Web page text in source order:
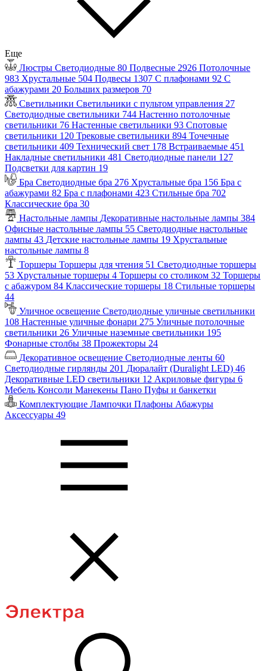
Еще
Люстры Светодиодные 80 Подвесные 2926 Потолочные
983 Хрустальные 504 Подвесы 1307 С плафонами 92 С
абажурами 20 Больших размеров 70
Светильники Светильники с пультом управления 27
Светодиодные светильники 744 Настенно потолочные
светильники 76 Настенные светильники 93 Спотовые
светильники 120 Трековые светильники 894 Точечные
светильники 409 Технический свет 178 Встраиваемые 451
Накладные светильники 481 Светодиодные панели 127
Подсветки для картин 19
Бра Светодиодные бра 276 Хрустальные бра 156 Бра с
абажурами 82 Бра с плафонами 423 Стильные бра 702
Классические бра 30
Настольные лампы Декоративные настольные лампы 384
Офисные настольные лампы 55 Светодиодные настольные
лампы 43 Детские настольные лампы 19 Хрустальные
настольные лампы 8
Торшеры Торшеры для чтения 51 Светодиодные торшеры
53 Хрустальные торшеры 4 Торшеры со столиком 32 Торшеры
с абажуром 84 Классические торшеры 18 Стильные торшеры
44
Уличное освещение Светодиодные уличные светильники
108 Настенные уличные фонари 275 Уличные потолочные
светильники 26 Уличные наземные светильники 195
Фонарные столбы 38 Прожекторы 24
Декоративное освещение Светодиодные ленты 60
Светодиодные гирлянды 201 Дюралайт (Duralight LED) 46
Декоративные LED светильники 12 Акриловые фигуры 6
Мебель Консоли Манекены Пано Пуфы и банкетки
Комплектующие Лампочки Плафоны Абажуры
Аксессуары 49